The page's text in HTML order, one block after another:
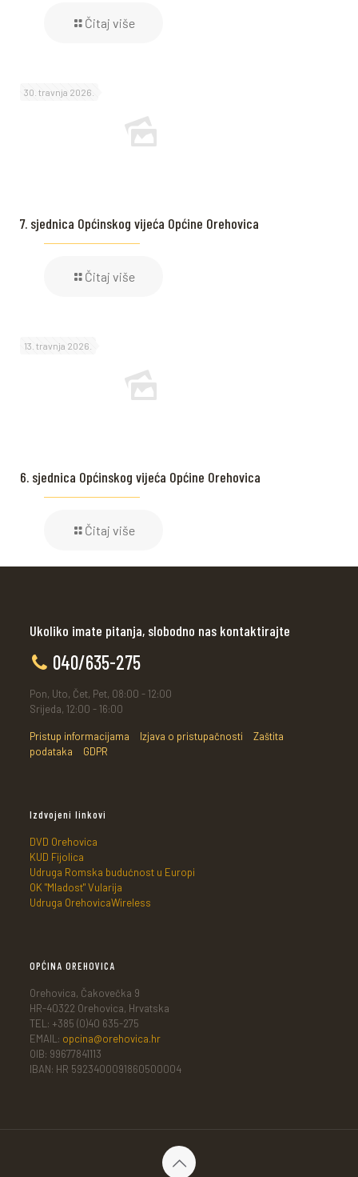
Čitaj više
30. travnja 2026.
7. sjednica Općinskog vijeća Općine Orehovica
Čitaj više
13. travnja 2026.
6. sjednica Općinskog vijeća Općine Orehovica
Čitaj više
Ukoliko imate pitanja, slobodno nas kontaktirajte
040/635-275
Pon, Uto, Čet, Pet, 08:00 - 12:00
Srijeda, 12:00 - 16:00
Pristup informacijama Izjava o pristupačnosti
Zaštita
podataka
GDPR
Izdvojeni linkovi
DVD Orehovica
KUD Fijolica
Udruga Romska budućnost u Europi
OK "Mladost" Vularija
Udruga OrehovicaWireless
OPĆINA OREHOVICA
Orehovica, Čakovečka 9
HR-40322 Orehovica, Hrvatska
TEL: +385 (0)40 635-275
EMAIL: opcina@orehovica.hr
OIB: 99677841113
IBAN: HR 5923400091860500004